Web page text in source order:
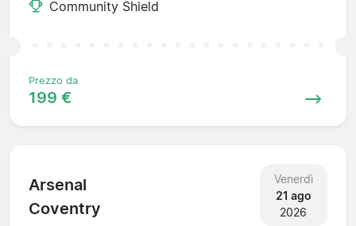
Community Shield
Prezzo da
199 €
Arsenal
Coventry
Venerdì
21 ago
2026